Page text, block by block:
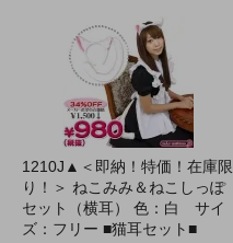
1210J▲＜即納！特価！在庫限
り！＞ ねこみみ＆ねこしっぽ
セット（横耳） 色：白 サイ
ズ：フリー ■猫耳セット■